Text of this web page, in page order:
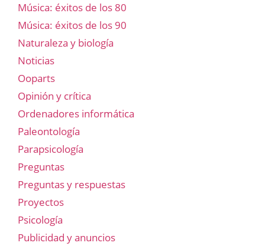
Música: éxitos de los 80
Música: éxitos de los 90
Naturaleza y biología
Noticias
Ooparts
Opinión y crítica
Ordenadores informática
Paleontología
Parapsicología
Preguntas
Preguntas y respuestas
Proyectos
Psicología
Publicidad y anuncios